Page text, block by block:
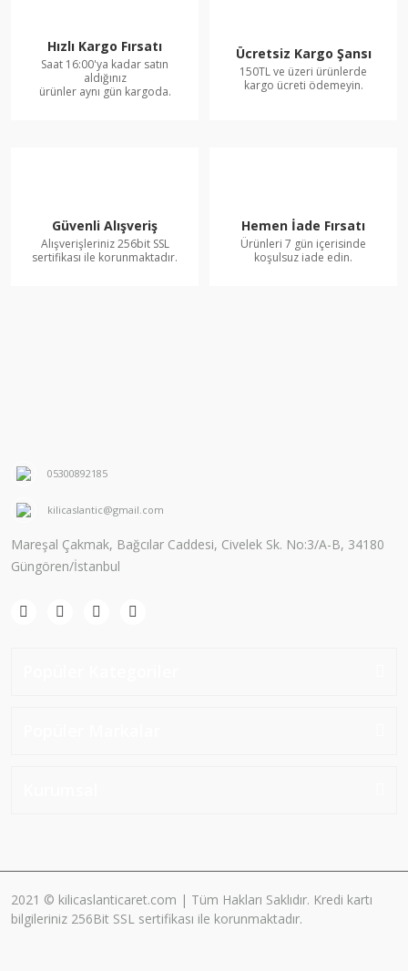
Hızlı Kargo Fırsatı
Saat 16:00'ya kadar satın
aldığınız
ürünler aynı gün kargoda.
Ücretsiz Kargo Şansı
150TL ve üzeri ürünlerde
kargo ücreti ödemeyin.
Güvenli Alışveriş
Alışverişleriniz 256bit SSL
sertifikası ile korunmaktadır.
Hemen İade Fırsatı
Ürünleri 7 gün içerisinde
koşulsuz iade edin.
05300892185
kilicaslantic@gmail.com
Mareşal Çakmak, Bağcılar Caddesi, Civelek Sk. No:3/A-B, 34180
Güngören/İstanbul
2021 © kilicaslanticaret.com | Tüm Hakları Saklıdır. Kredi kartı
bilgileriniz 256Bit SSL sertifikası ile korunmaktadır.